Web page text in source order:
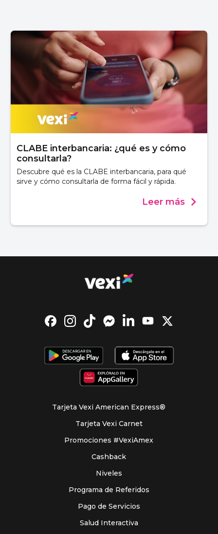
CLABE interbancaria: ¿qué es y cómo
consultarla?
Descubre qué es la CLABE interbancaria, para qué
sirve y cómo consultarla de forma fácil y rápida.
Leer más
Tarjeta Vexi American Express®
Tarjeta Vexi Carnet
Promociones #VexiAmex
Cashback
Niveles
Programa de Referidos
Pago de Servicios
Salud Interactiva